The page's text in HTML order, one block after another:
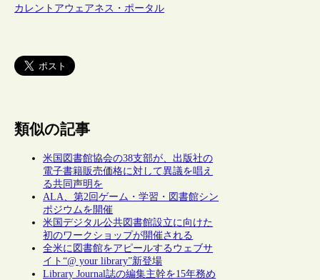
カレントアウェアネス・ポータル
類似の記事
米国図書館協会の38支部が、出版社の
電子書籍販売価格に対して異議を唱え
る共同声明を
ALA、第2回ゲーム・学習・図書館シン
ポジウムを開催
米国デジタル公共図書館設立に向けた
初のワークショップが開催される
全米に図書館をアピールするウェブサ
イト“@ your library”新登場
Library Journal誌の編集主幹を15年務め